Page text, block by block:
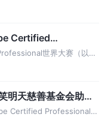
天津市大学软件学院是市
Certified
世界大赛（以下
北京轻工技师学院长期以
明天慈善基金会助力
Certified Professional世